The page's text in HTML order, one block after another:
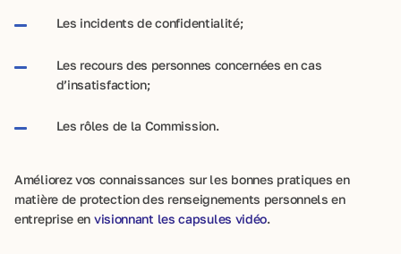
Les incidents de confidentialité;
Les recours des personnes concernées en cas
d’insatisfaction;
Les rôles de la Commission.
Améliorez vos connaissances sur les bonnes pratiques en
matière de protection des renseignements personnels en
entreprise en visionnant les capsules vidéo.